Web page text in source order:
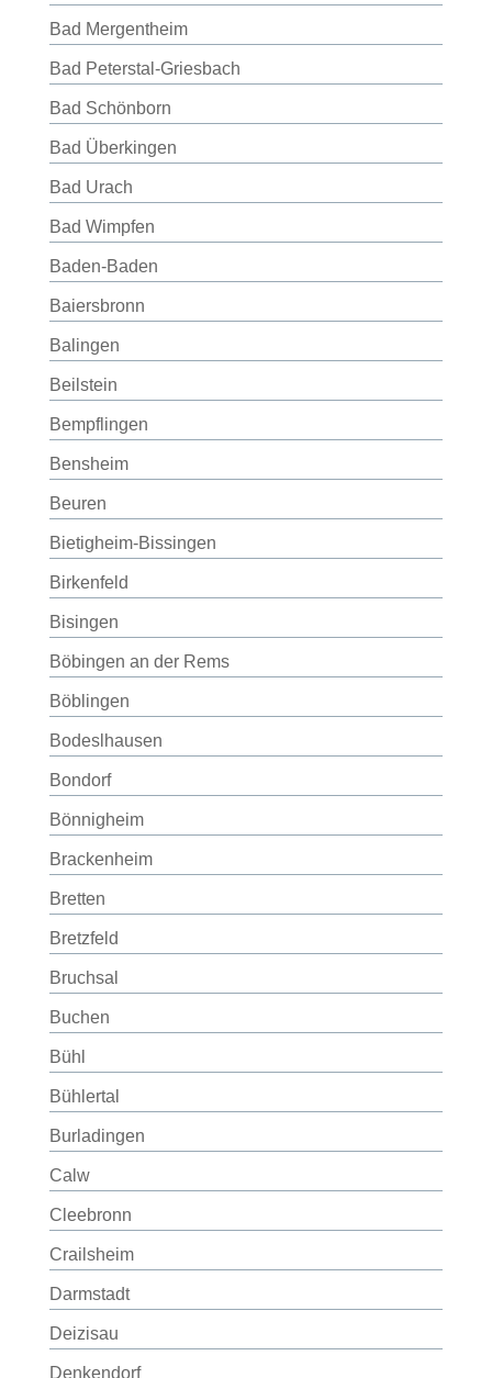
Bad Mergentheim
Bad Peterstal-Griesbach
Bad Schönborn
Bad Überkingen
Bad Urach
Bad Wimpfen
Baden-Baden
Baiersbronn
Balingen
Beilstein
Bempflingen
Bensheim
Beuren
Bietigheim-Bissingen
Birkenfeld
Bisingen
Böbingen an der Rems
Böblingen
Bodeslhausen
Bondorf
Bönnigheim
Brackenheim
Bretten
Bretzfeld
Bruchsal
Buchen
Bühl
Bühlertal
Burladingen
Calw
Cleebronn
Crailsheim
Darmstadt
Deizisau
Denkendorf